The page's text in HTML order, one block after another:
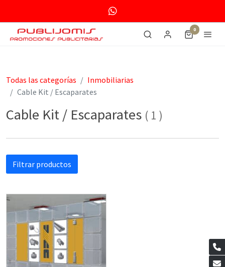
0
Todas las categorías
Inmobiliarias
Cable Kit / Escaparates
Cable Kit / Escaparates ( 1 )
Filtrar productos